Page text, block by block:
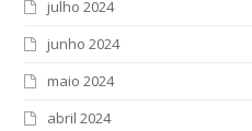
julho 2024
junho 2024
maio 2024
abril 2024